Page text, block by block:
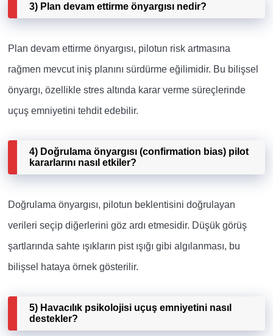
3) Plan devam ettirme önyargısı nedir?
Plan devam ettirme önyargısı, pilotun risk artmasına
rağmen mevcut iniş planını sürdürme eğilimidir. Bu bilişsel
önyargı, özellikle stres altında karar verme süreçlerinde
uçuş emniyetini tehdit edebilir.
4) Doğrulama önyargısı (confirmation bias) pilot
kararlarını nasıl etkiler?
Doğrulama önyargısı, pilotun beklentisini doğrulayan
verileri seçip diğerlerini göz ardı etmesidir. Düşük görüş
şartlarında sahte ışıkların pist ışığı gibi algılanması, bu
bilişsel hataya örnek gösterilir.
5) Havacılık psikolojisi uçuş emniyetini nasıl
destekler?